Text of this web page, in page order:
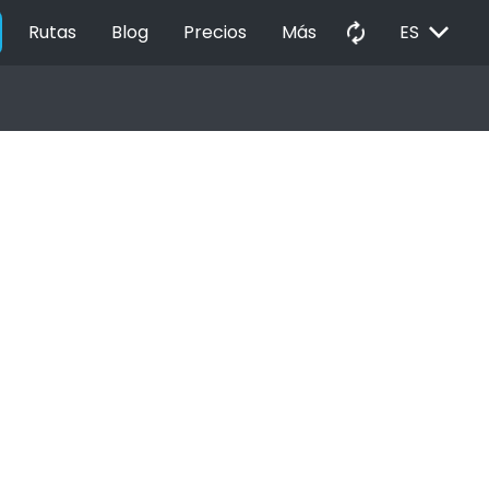
Rutas Blog Precios Más autorenew ES EXPAND_MORE